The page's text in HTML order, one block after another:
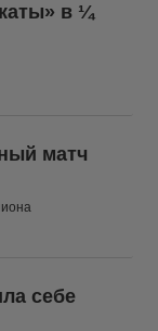
в ¼
матч
себе